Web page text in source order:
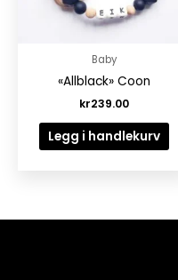
Baby
«Allblack» Coon
kr239.00
Legg i handlekurv